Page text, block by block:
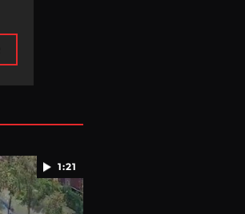
1:21